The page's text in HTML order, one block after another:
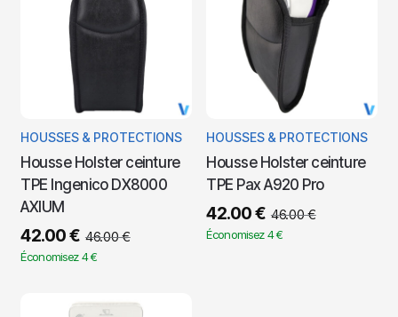
HOUSSES & PROTECTIONS
Housse Holster ceinture
TPE Ingenico DX8000
AXIUM
42.00€ 46.00€
Économisez 4 €
HOUSSES & PROTECTIONS
Housse Holster ceinture
TPE Pax A920 Pro
42.00€ 46.00€
Économisez 4 €